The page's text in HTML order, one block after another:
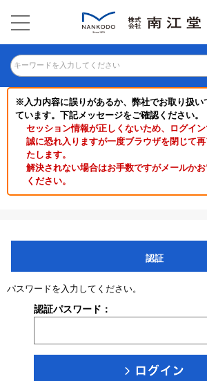
キーワードを入力してください
※入力内容に誤りがあるか、弊社でお取り扱い
ています。下記メッセージをご確認ください。
セッション情報が正しくないため、ログイ
誠に恐れ入りますが一度ブラウザを閉じて
たします。
解決されない場合はお手数ですがメールか
ください。
認証
パスワードを入力してください。
認証パスワード：